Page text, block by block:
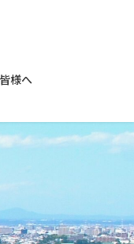
様へ